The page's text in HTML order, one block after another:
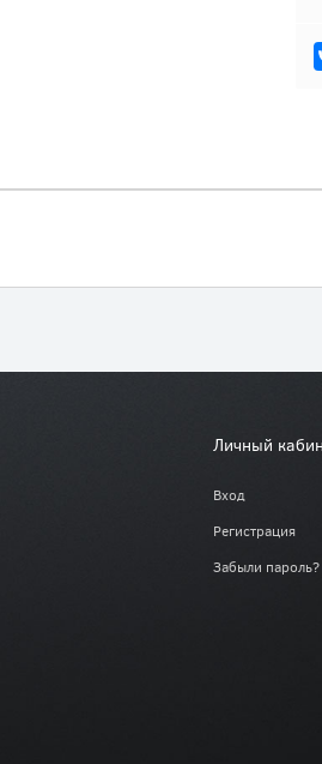
Личный
Вход
Регистрация
Забыли пароль?